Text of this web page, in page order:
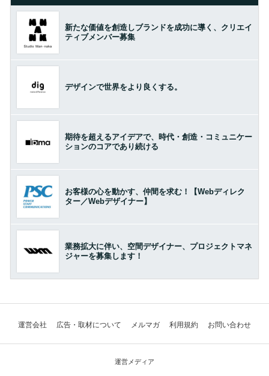
新たな価値を創造しブランドを成功に導く、クリエイ
ティブメンバー募集
デザインで世界をより良くする。
期待を超えるアイデアで、時代・創造・コミュニケー
ションのコアであり続ける
お客様の心を動かす、仲間を求む！【Webディレク
ター／Webデザイナー】
業務拡大に伴い、空間デザイナー、プロジェクトマネ
ジャーを募集します！
運営会社 広告・取材について メルマガ 利用規約 お問い合わせ
運営メディア